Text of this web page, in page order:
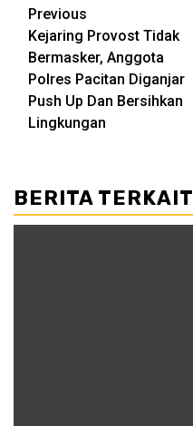
Post
navigation
Previous
Kejaring Provost Tidak
Bermasker, Anggota
Polres Pacitan Diganjar
Push Up Dan Bersihkan
Lingkungan
BERITA TERKAIT